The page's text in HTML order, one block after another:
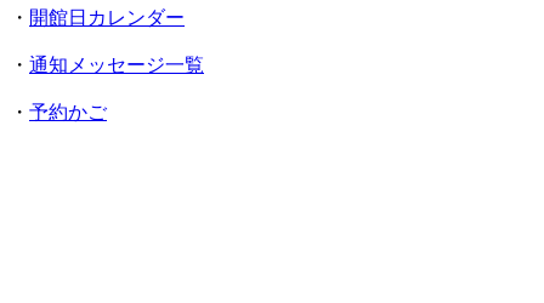
・ 開館日カレンダー
・ 通知メッセージ一覧
・ 予約かご